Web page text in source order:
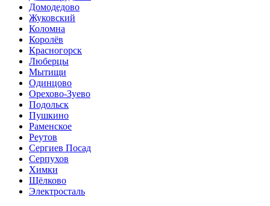
Домодедово
Жуковский
Коломна
Королёв
Красногорск
Люберцы
Мытищи
Одинцово
Орехово-Зуево
Подольск
Пушкино
Раменское
Реутов
Сергиев Посад
Серпухов
Химки
Щёлково
Электросталь